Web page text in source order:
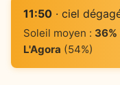
11:50· ciel
Soleil moyen : 36%
L'Agora (54%)